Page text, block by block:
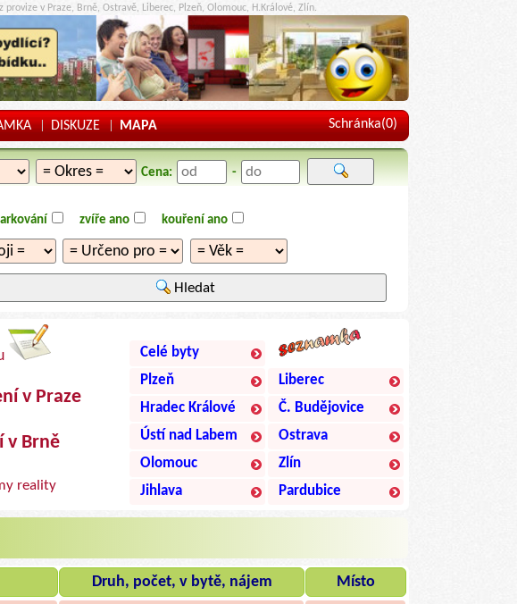
v Praze, Brně, Ostravě, Liberec, Plzeň, Olomouc, H.Králové, Zlín.
| DISKUZE | MAPA Schránka(0)
Cena: -
zvíře ano kouření ano
Hledat
v Praze
v Brně
reality
Celé byty
Plzeň
Liberec
Hradec Králové
Č. Budějovice
Ústí nad Labem
Ostrava
Olomouc
Zlín
Jihlava
Pardubice
Druh, počet, v bytě, nájem Místo